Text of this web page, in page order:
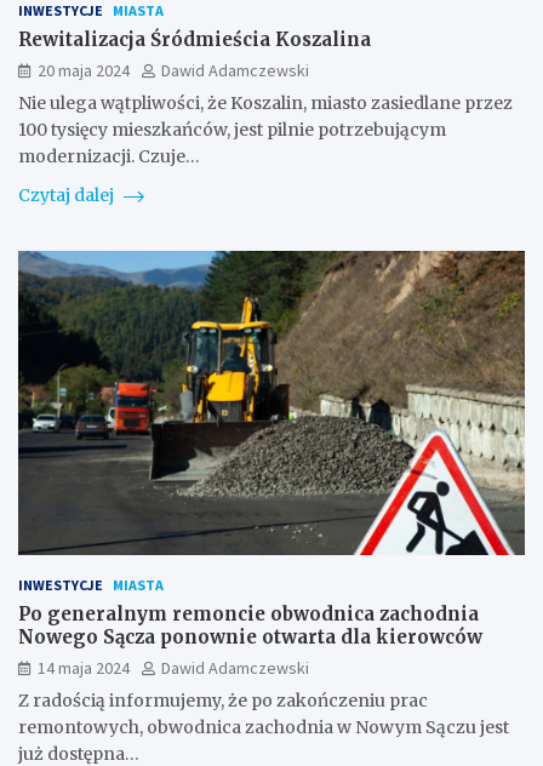
INWESTYCJE MIASTA
Rewitalizacja Śródmieścia Koszalina
20 maja 2024
Dawid Adamczewski
Nie ulega wątpliwości, że Koszalin, miasto zasiedlane przez
100 tysięcy mieszkańców, jest pilnie potrzebującym
modernizacji. Czuje…
Czytaj dalej
INWESTYCJE MIASTA
Po generalnym remoncie obwodnica zachodnia
Nowego Sącza ponownie otwarta dla kierowców
14 maja 2024
Dawid Adamczewski
Z radością informujemy, że po zakończeniu prac
remontowych, obwodnica zachodnia w Nowym Sączu jest
już dostępna…